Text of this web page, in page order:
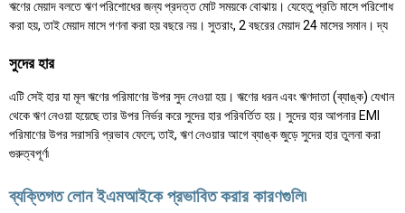
ঋণের মেয়াদ বলতে ঋণ পরিশোধের জন্য প্রদত্ত মোট সময়কে বোঝায়। যেহেতু প্রতি মাসে পরিশোধ
করা হয়, তাই মেয়াদ মাসে গণনা করা হয় বছরে নয়। সুতরাং, 2 বছরের মেয়াদ 24 মাসের সমান। দ্য
সুদের হার
এটি সেই হার যা মূল ঋণের পরিমাণের উপর সুদ নেওয়া হয়। ঋণের ধরন এবং ঋণদাতা (ব্যাঙ্ক) যেখান
থেকে ঋণ নেওয়া হয়েছে তার উপর নির্ভর করে সুদের হার পরিবর্তিত হয়। সুদের হার আপনার EMI
পরিমাণের উপর সরাসরি প্রভাব ফেলে; তাই, ঋণ নেওয়ার আগে ব্যাঙ্ক জুড়ে সুদের হার তুলনা করা
গুরুত্বপূর্ণ৷
ব্যক্তিগত লোন ইএমআইকে প্রভাবিত করার কারণগুলি৷